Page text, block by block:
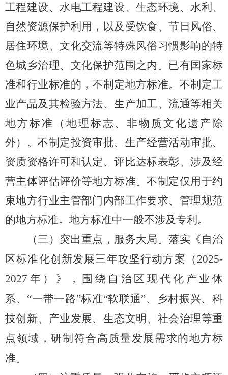
工程建设、水电工程建设、生态环境、水利、
自然资源保护利用，以及受饮食、节日风俗、
居住环境、文化交流等特殊风俗习惯影响的特
色城乡治理、文化保护范围之内。 已有国家标
准和行业标准的，不制定地方标准。不制定工
业产品及其检验方法、生产加工、流通等相关
地方标准（地理标志、非物质文化遗产除
外）。不制定投资审批、生产经营活动审批、
资质资格许可和认定、评比达标表彰、涉及经
营主体评估评价等地方标准。不制定仅用于约
束地方行业主管部门内部工作要求、管理规范
的地方标准。 地方标准中一般不涉及专利。
（三）突出重点，服务大局。落实《自治
区标准化创新发展三年攻坚行动方案（ 2025-
2027 年 ）》，
围绕自治区现代化产业体
系、 “一带一路”标准“软联通”、
乡村振兴、科
技创新、产业发展、生态文明、社会治理等重
点领域 ，研制符合高质量发展需求的地方标
准。